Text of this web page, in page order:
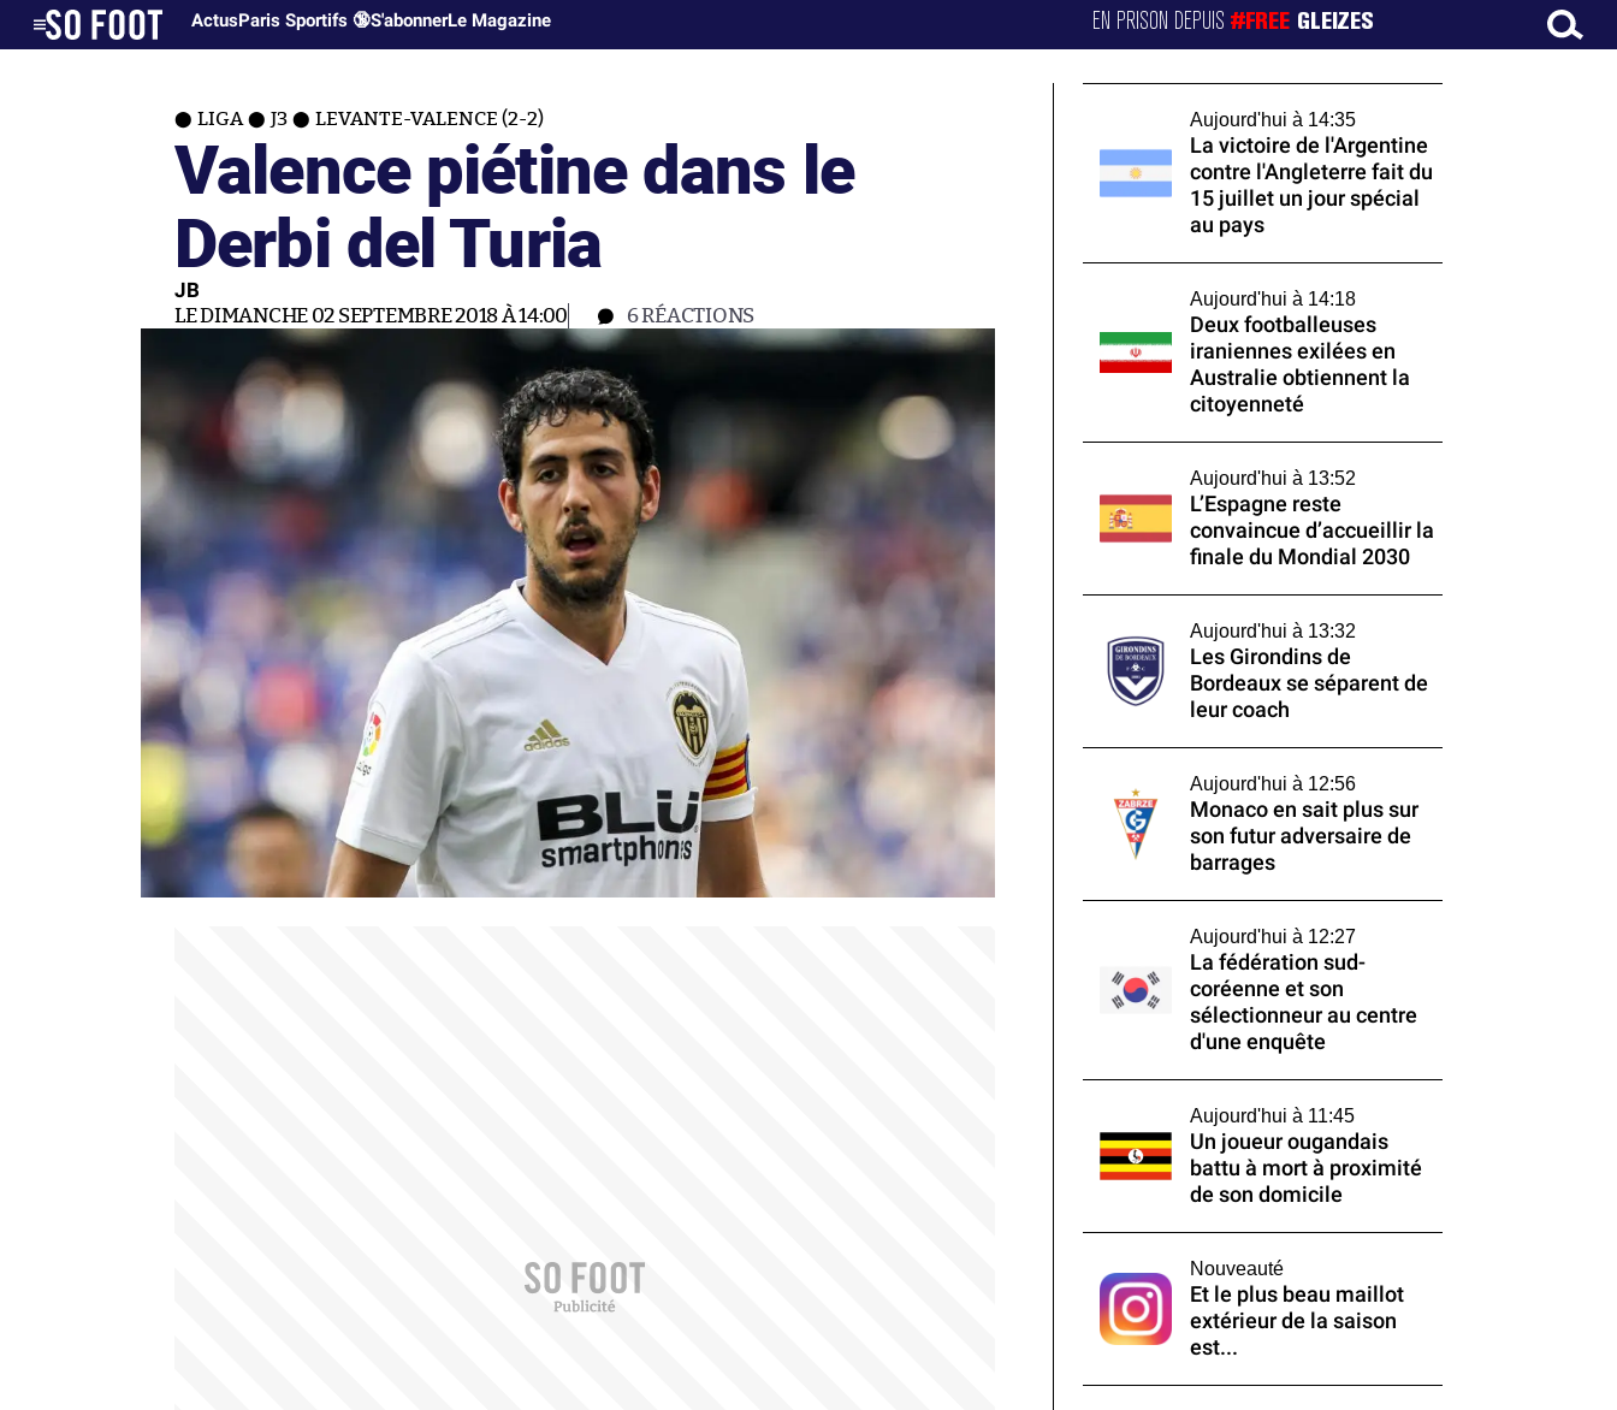
ActusParis Sportifs 🔞S'abonnerLe Magazine EN PRISON DEPUIS#FREE GLEIZES
LIGA J3 LEVANTE-VALENCE (2-2)
Valence piétine dans le
Derbi del Turia
JB
LE DIMANCHE 02 SEPTEMBRE 2018 À 14:00 6RÉACTIONS
Aujourd'hui à 14:35
La victoire de l'Argentine
contre l'Angleterre fait du
15 juillet un jour spécial
au pays
Aujourd'hui à 14:18
Deux footballeuses
iraniennes exilées en
Australie obtiennent la
citoyenneté
Aujourd'hui à 13:52
L’Espagne reste
convaincue d’accueillir la
finale du Mondial 2030
Aujourd'hui à 13:32
Les Girondins de
Bordeaux se séparent de
leur coach
Aujourd'hui à 12:56
Monaco en sait plus sur
son futur adversaire de
barrages
Aujourd'hui à 12:27
La fédération sud-
coréenne et son
sélectionneur au centre
d'une enquête
Aujourd'hui à 11:45
Un joueur ougandais
battu à mort à proximité
de son domicile
Nouveauté
Et le plus beau maillot
extérieur de la saison
est...